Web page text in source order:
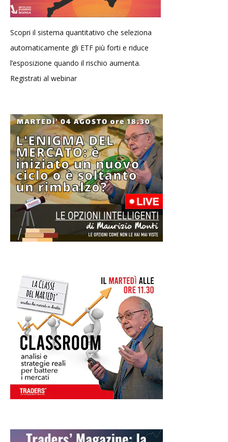
Scopri il sistema quantitativo che seleziona
automaticamente gli ETF più forti e riduce
l’esposizione quando il rischio aumenta.
Registrati al webinar